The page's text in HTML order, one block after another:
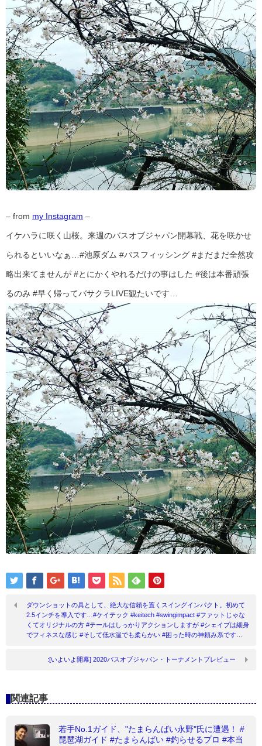
– from my Instagram –
イケハラに咲く山桜。来週のバスオブジャパン開幕戦、花を咲かせ
られるといいなぁ…#池原ダム #バスフィッシング #まだまだ全然攻
略出来てませんが #とにかくやれるだけの事はした #後は本番頑張
るのみ #早く帰ってバサクラLIVE観たいです…
ダウンショットの具として、絶大な信頼を置くスイングインパクト。初めて
2.5インチを導入です…#ケイテック #keitech #swingimpact #ファットじゃな
くてオリジナルの方 #テールはしっかりアクションしますが #シェイプは細身
でフィネスな感じ #そして低水温でも柔らかい #困った時の神頼み系です…
:[いよいよ開幕] 2020バスオブジャパン・トーナメントプレビュー
関連記事
若手No.1ガイド、"たまらんばい永野"氏に遭遇！ #
琵琶湖ガイド #たまらんばい #釣らせるプロ #本当